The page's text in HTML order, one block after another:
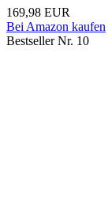
169,98 EUR
Bei Amazon kaufen
Bestseller Nr. 10